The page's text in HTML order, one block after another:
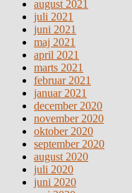
august 2021
juli 2021
juni 2021
maj 2021
april 2021
marts 2021
februar 2021
januar 2021
december 2020
november 2020
oktober 2020
september 2020
august 2020
juli 2020
juni 2020